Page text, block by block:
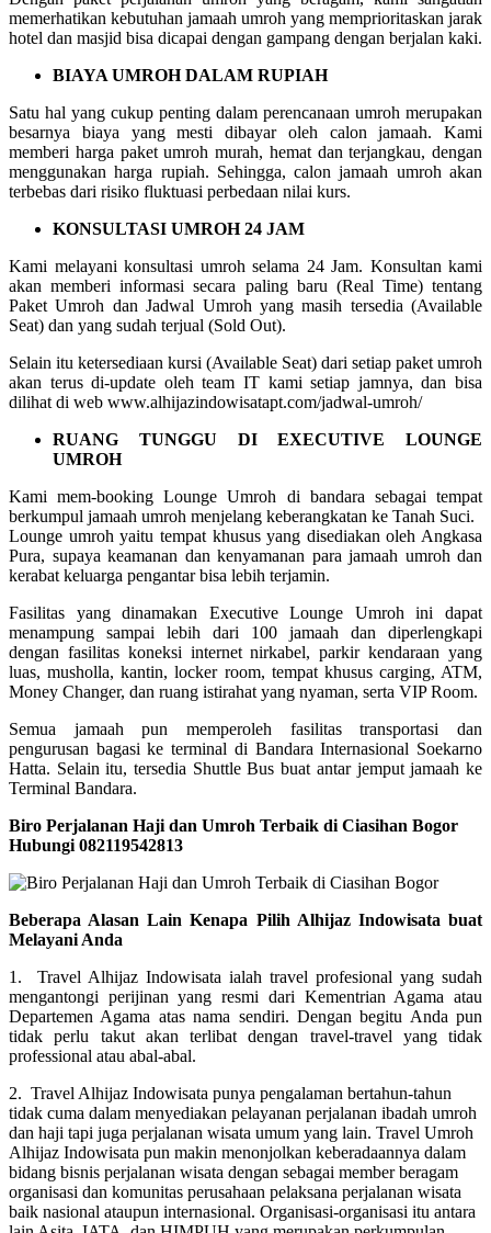
memerhatikan kebutuhan jamaah umroh yang memprioritaskan jarak
hotel dan masjid bisa dicapai dengan gampang dengan berjalan kaki.
BIAYA UMROH DALAM RUPIAH
Satu hal yang cukup penting dalam perencanaan umroh merupakan
besarnya biaya yang mesti dibayar oleh calon jamaah. Kami
memberi harga paket umroh murah, hemat dan terjangkau, dengan
menggunakan harga rupiah. Sehingga, calon jamaah umroh akan
terbebas dari risiko fluktuasi perbedaan nilai kurs.
KONSULTASI UMROH 24 JAM
Kami melayani konsultasi umroh selama 24 Jam. Konsultan kami
akan memberi informasi secara paling baru (Real Time) tentang
Paket Umroh dan Jadwal Umroh yang masih tersedia (Available
Seat) dan yang sudah terjual (Sold Out).
Selain itu ketersediaan kursi (Available Seat) dari setiap paket umroh
akan terus di-update oleh team IT kami setiap jamnya, dan bisa
dilihat di web www.alhijazindowisatapt.com/jadwal-umroh/
RUANG TUNGGU DI EXECUTIVE LOUNGE
UMROH
Kami mem-booking Lounge Umroh di bandara sebagai tempat
berkumpul jamaah umroh menjelang keberangkatan ke Tanah Suci.
Lounge umroh yaitu tempat khusus yang disediakan oleh Angkasa
Pura, supaya keamanan dan kenyamanan para jamaah umroh dan
kerabat keluarga pengantar bisa lebih terjamin.
Fasilitas yang dinamakan Executive Lounge Umroh ini dapat
menampung sampai lebih dari 100 jamaah dan diperlengkapi
dengan fasilitas koneksi internet nirkabel, parkir kendaraan yang
luas, musholla, kantin, locker room, tempat khusus carging, ATM,
Money Changer, dan ruang istirahat yang nyaman, serta VIP Room.
Semua jamaah pun memperoleh fasilitas transportasi dan
pengurusan bagasi ke terminal di Bandara Internasional Soekarno
Hatta. Selain itu, tersedia Shuttle Bus buat antar jemput jamaah ke
Terminal Bandara.
Biro Perjalanan Haji dan Umroh Terbaik di Ciasihan Bogor
Hubungi 082119542813
Beberapa Alasan Lain Kenapa Pilih Alhijaz Indowisata buat
Melayani Anda
1. Travel Alhijaz Indowisata ialah travel profesional yang sudah
mengantongi perijinan yang resmi dari Kementrian Agama atau
Departemen Agama atas nama sendiri. Dengan begitu Anda pun
tidak perlu takut akan terlibat dengan travel-travel yang tidak
professional atau abal-abal.
2. Travel Alhijaz Indowisata punya pengalaman bertahun-tahun
tidak cuma dalam menyediakan pelayanan perjalanan ibadah umroh
dan haji tapi juga perjalanan wisata umum yang lain. Travel Umroh
Alhijaz Indowisata pun makin menonjolkan keberadaannya dalam
bidang bisnis perjalanan wisata dengan sebagai member beragam
organisasi dan komunitas perusahaan pelaksana perjalanan wisata
baik nasional ataupun internasional. Organisasi-organisasi itu antara